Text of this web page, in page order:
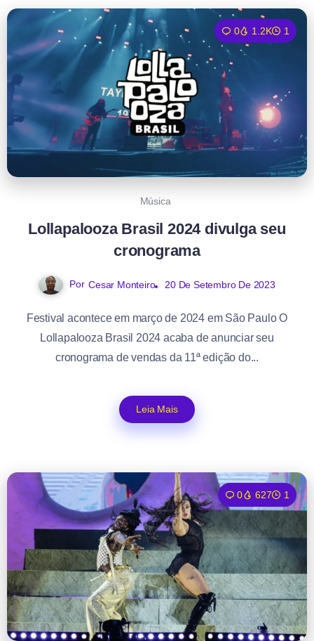
0 1.2K 1
Música
Lollapalooza Brasil 2024 divulga seu
cronograma
Por Cesar Monteiro 20 De Setembro De 2023
Festival acontece em março de 2024 em São Paulo O
Lollapalooza Brasil 2024 acaba de anunciar seu
cronograma de vendas da 11ª edição do...
Leia Mais
0 627 1